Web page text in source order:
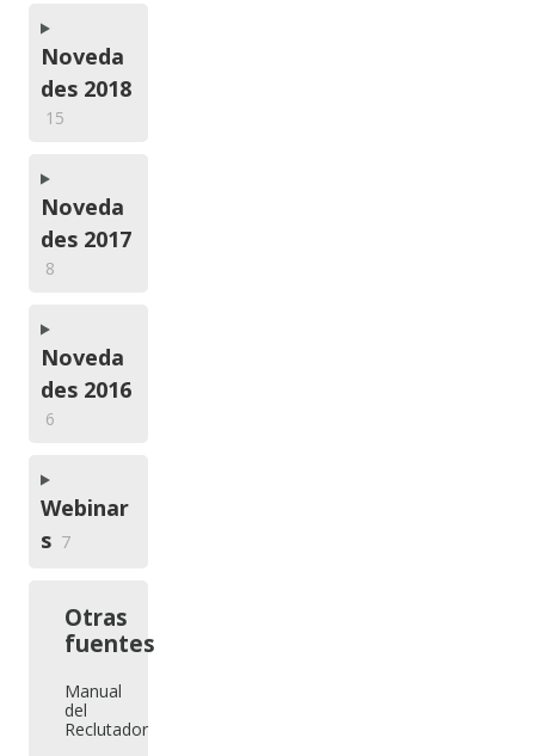
Noveda
des 2018
15
Noveda
des 2017
8
Noveda
des 2016
6
Webinar
s 7
Otras
fuentes
Manual
del
Reclutador